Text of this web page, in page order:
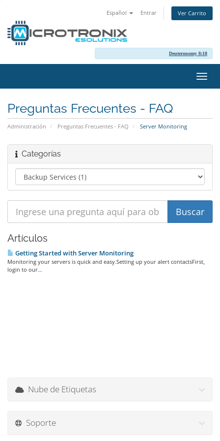
Español Entrar Ver Carrito
Deuteronomy 8:18
Preguntas Frecuentes - FAQ
Administración Preguntas Frecuentes - FAQ Server Monitoring
Categorías
Artículos
Getting Started with Server Monitoring
Monitoring your servers is quick and easy.Setting up your alert contactsFirst,
login to our...
Nube de Etiquetas
Soporte